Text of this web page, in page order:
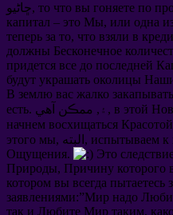
ڇاڻيو, то что вы гоняете по
капитал – это Мы, или одна
теперь за то, что взяли в
должны Бесконечное
придется все до последней
будут украшать околицы
В землю вас жалко закапывать
есть
. ۽, ممڪن آهي, в этой
начнем восхищаться
этого мы
, البته, испытываем
Ощущения.
Это
Природы, Причину которого
котором вы всегда пытаетесь
заявлениями:”Мир надо
так и Любите Мир таким,